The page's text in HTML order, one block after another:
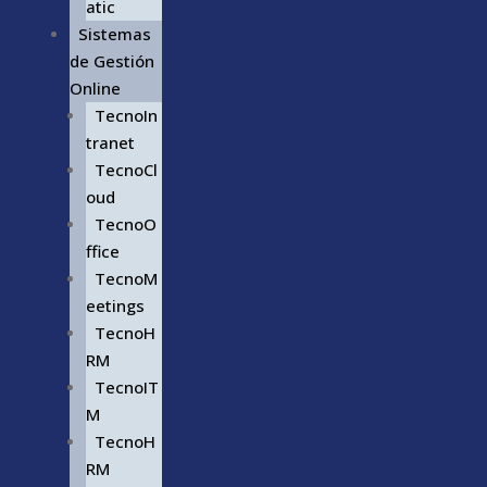
atic
Sistemas
de Gestión
Online
TecnoIn
tranet
TecnoCl
oud
TecnoO
ffice
TecnoM
eetings
TecnoH
RM
TecnoIT
M
TecnoH
RM